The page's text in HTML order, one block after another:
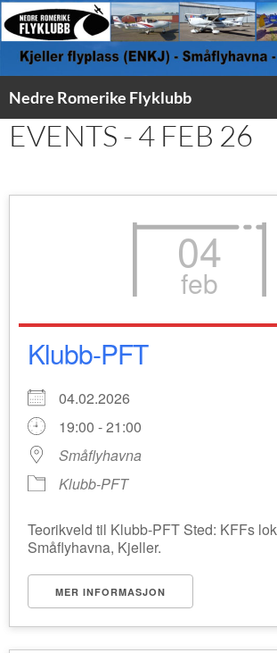
Nedre Romerike Flyklubb
TIL
INNHOLD
EVENTS - 4 FEB 26
04
feb
Klubb-PFT
04.02.2026
19:00 - 21:00
Småflyhavna
Klubb-PFT
Teorikveld til Klubb-PFT Sted: KFFs
Småflyhavna, Kjeller.
MER INFORMASJON